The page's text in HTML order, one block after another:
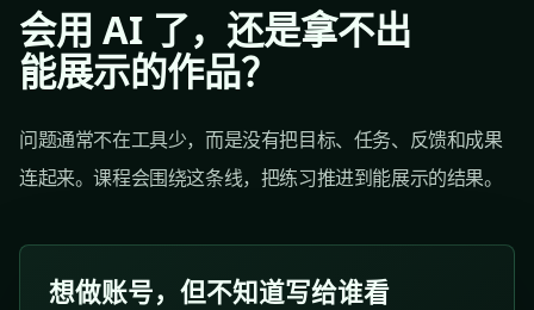
会用 AI 了，还是拿不出
能展示的作品？
问题通常不在工具少，而是没有把目标、任务、反馈和成果
连起来。课程会围绕这条线，把练习推进到能展示的结果。
想做账号，但不知道写给谁看